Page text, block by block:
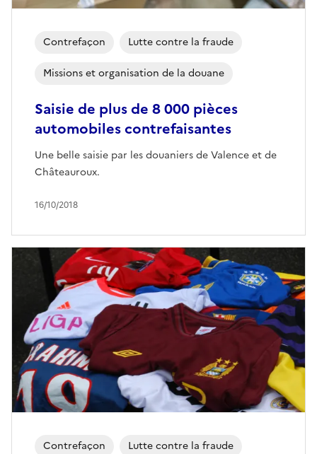
Contrefaçon Lutte contre la fraude
Missions et organisation de la douane
16/10/2018
Saisie de plus de 8 000 pièces
automobiles contrefaisantes
Une belle saisie par les douaniers de Valence et de
Châteauroux.
Contrefaçon Lutte contre la fraude